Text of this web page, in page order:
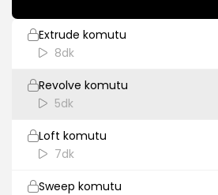
Extrude komutu
8dk
Revolve komutu
5dk
Loft komutu
7dk
Sweep komutu